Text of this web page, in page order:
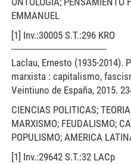
EMMANUEL
[1] Inv.:30005 S.T.:296 KRO
----------------------------------------
Laclau, Ernesto (1935-
marxista : capitalismo,
Veintiuno de España, 2015.
CIENCIAS POLITICAS;
MARXISMO; FEUDALISMO;
POPULISMO; AMERICA
[1] Inv.:29642 S.T.:32 LACp